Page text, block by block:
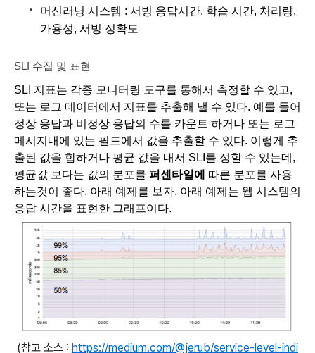
머신러닝 시스템 : 서빙 응답시간, 학습 시간, 처리량,
가용성, 서빙 정확도
SLI 수집 및 표현
SLI 지표는 각종 모니터링 도구를 통해서 측정할 수 있고,
또는 로그 데이터에서 지표를 추출해 낼 수 있다. 예를 들어
정상 응답과 비정상 응답의 수를 카운트 하거나 또는 로그
메시지내에 있는 필드에서 값을 추출할 수 있다. 이렇게 추
출된 값을 합하거나 평균 값을 내서 SLI를 정할 수 있는데,
평균값 보다는 값의 분포를 퍼센타일에 따른 분포를 사용
하는것이 좋다. 아래 예제를 보자. 아래 예제는 웹 시스템의
응답 시간을 표현한 그래프이다.
(참고 소스 : https://medium.com/@jerub/service-level-indi